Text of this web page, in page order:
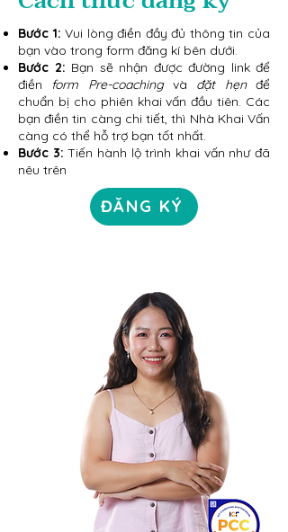
Bước 1:Vui lòng điền đầy đủ thông tin của
bạn vào trong form đăng kí bên dưới.
Bước 2: Bạn sẽ nhận được đường link để
điền form Pre-coachingvà đặt hẹnđể
chuẩn bị cho phiên khai vấn đầu tiên. Các
bạn điền tin càng chi tiết, thì Nhà Khai Vấn
càng có thể hỗ trợ bạn tốt nhất.
Bước 3:Tiến hành lộ trình khai vấn như đã
nêu trên
ĐĂNG KÝ